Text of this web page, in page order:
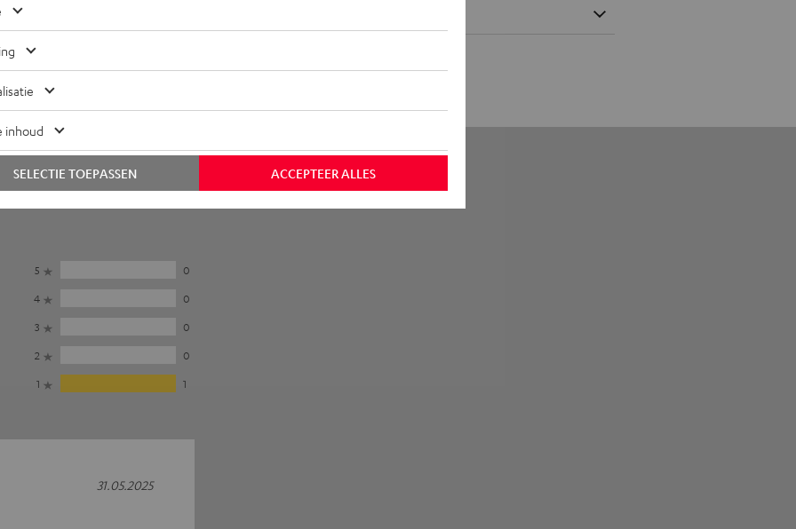
5
0
4
0
3
0
2
0
1
1
31.05.2025
inhoud
ACCEPTEER ALLES
SELECTIE TOEPASSEN